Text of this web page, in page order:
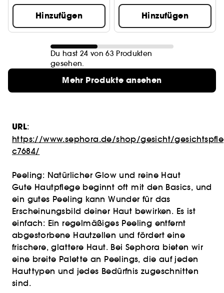
Hinzufügen Hinzufügen
Du hast 24 von 63 Produkten
gesehen.
Mehr Produkte ansehen
URL:
https://www.sephora.de/shop/gesicht/
c7684/
Peeling: Natürlicher Glow und reine Haut
Gute Hautpflege beginnt oft mit den Basics, und
ein gutes Peeling kann Wunder für das
Erscheinungsbild deiner Haut bewirken. Es ist
einfach: Ein regelmäßiges Peeling entfernt
abgestorbene Hautzellen und fördert eine
frischere, glattere Haut. Bei Sephora bieten wir
eine breite Palette an Peelings, die auf jeden
Hauttypen und jedes Bedürfnis zugeschnitten
sind.